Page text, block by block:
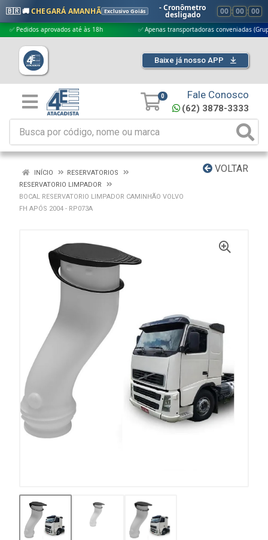
🇧🇷 🚚CHEGARÁ AMANHÃ Exclusivo Goiás - Cronômetro
desligado 00 : 00 : 00
aprovados até às 18h ✅ Apenas transportadoras conveniadas (Grupo G5)
Baixe já nosso APP
0 Fale Conosco
(62) 3878-3333
VOLTAR
INÍCIO
RESERVATORIOS
RESERVATORIO LIMPADOR
BOCAL RESERVATORIO LIMPADOR CAMINHÃO VOLVO
FH APÓS 2004 - RP073A